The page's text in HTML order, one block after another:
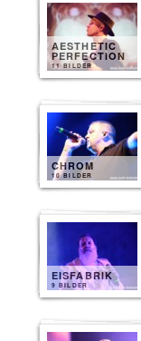
AESTHETIC
PERFECTION
11 BILDER
CHROM
10 BILDER
EISFABRIK
9 BILDER